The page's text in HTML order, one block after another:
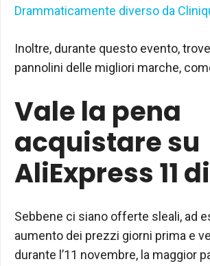
Drammaticamente diverso da
Inoltre, durante questo evento,
pannolini delle migliori marche,
Vale la pena
acquistare su
AliExpress 11 di
Sebbene ci siano offerte sleali, ad
aumento dei prezzi giorni prima e
durante l’11 novembre, la maggior